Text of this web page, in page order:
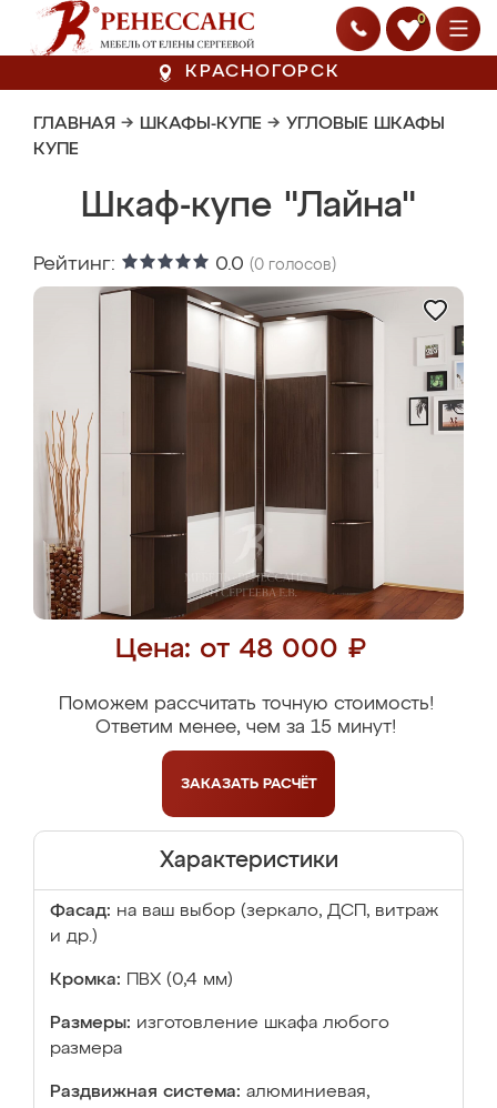
0
КРАСНОГОРСК
ГЛАВНАЯ → ШКАФЫ-КУПЕ → УГЛОВЫЕ ШКАФЫ
КУПЕ
Шкаф-купе "Лайна"
Рейтинг: 0.0 (0 голосов)
Цена: от 48 000 ₽
Поможем рассчитать точную стоимость!
Ответим менее, чем за 15 минут!
ЗАКАЗАТЬ РАСЧЁТ
Характеристики
Фасад: на ваш выбор (зеркало, ДСП, витраж
и др.)
Кромка: ПВХ (0,4 мм)
Размеры: изготовление шкафа любого
размера
Раздвижная система: алюминиевая,